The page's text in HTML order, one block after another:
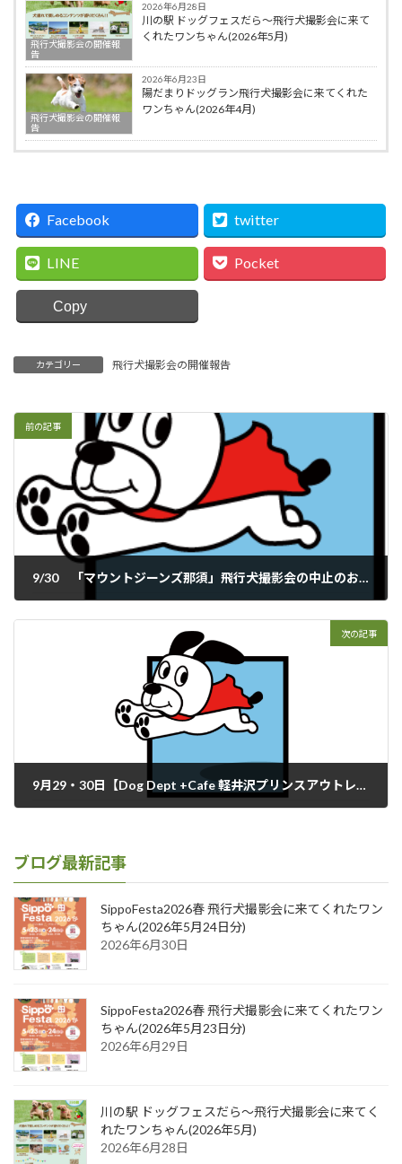
飛行犬撮影会の開催報
告
2026年6月28日
川の駅 ドッグフェスだら～飛行犬撮影会に来て
くれたワンちゃん(2026年5月)
飛行犬撮影会の開催報
告
2026年6月23日
陽だまりドッグラン飛行犬撮影会に来てくれた
ワンちゃん(2026年4月)
Facebook twitter
LINE Pocket
Copy
カテゴリー 飛行犬撮影会の開催報告
前の記事
9/30 「マウントジーンズ那須」飛行犬撮影会の中止のお知らせ
次の記事
9月29・30日【Dog Dept +Cafe 軽井沢プリンスアウトレット店・Dog Dept Garden 軽井沢店】での飛行犬撮影会中止のお知らせ
ブログ最新記事
SippoFesta2026春 飛行犬撮影会に来てくれたワン
ちゃん(2026年5月24日分)
2026年6月30日
SippoFesta2026春 飛行犬撮影会に来てくれたワン
ちゃん(2026年5月23日分)
2026年6月29日
川の駅 ドッグフェスだら～飛行犬撮影会に来てく
れたワンちゃん(2026年5月)
2026年6月28日